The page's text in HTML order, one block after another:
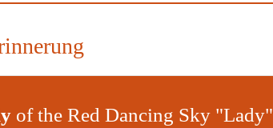
of the Red Dancing Sky "Lady"